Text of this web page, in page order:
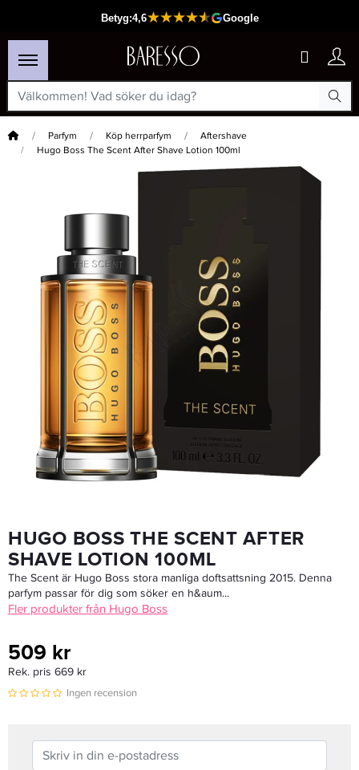
Hem Parfym Köp herrparfym
Aftershave
Hugo Boss The Scent After Shave Lotion 100ml
Passar din varukorg
Hugo Boss Bottled Deo Spray 150ml - Deodorant
Rek. pris 249 kr 169 kr
LÄGG I VARUKORGEN
HUGO BOSS THE SCENT AFTER
SHAVE LOTION 100ML
The Scent är Hugo Boss stora manliga doftsattsning 2015. Denna
parfym passar för dig som söker en h&aum...
Fler produkter från Hugo Boss
509 kr
Rek. pris 669 kr
Ingen recension